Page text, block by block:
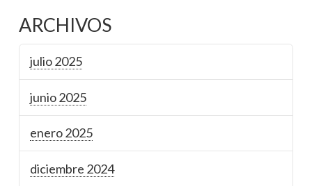
ARCHIVOS
julio 2025
junio 2025
enero 2025
diciembre 2024